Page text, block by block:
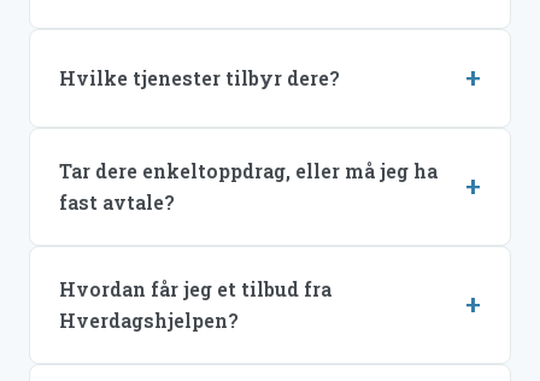
Hvilke tjenester tilbyr dere?
Tar dere enkeltoppdrag, eller må jeg ha
fast avtale?
Hvordan får jeg et tilbud fra
Hverdagshjelpen?